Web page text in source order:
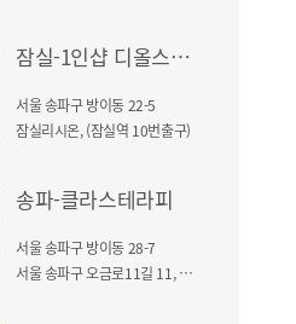
잠실-1인샵 디올스웨디시(방이동)
서울 송파구 방이동 22-5
잠실리시온, (잠실역 10번출구)
송파-클라스테라피
서울 송파구 방이동 28-7
서울 송파구 오금로11길 11, 잠실역 10번출구